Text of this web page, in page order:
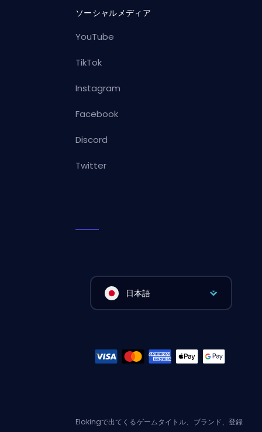
ソーシャルメディア
YouTube
TikTok
Instagram
Facebook
Discord
Twitter
日本語
Elokingで出てくるゲームタイトル、ブランド、登録